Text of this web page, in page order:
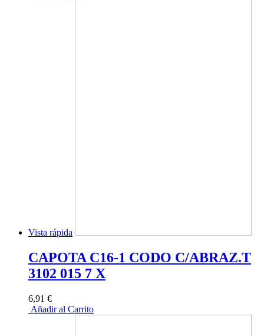
Vista rápida
CAPOTA C16-1 CODO C/ABRAZ.T
3102 015 7 X
6,91 €
Añadir al Carrito